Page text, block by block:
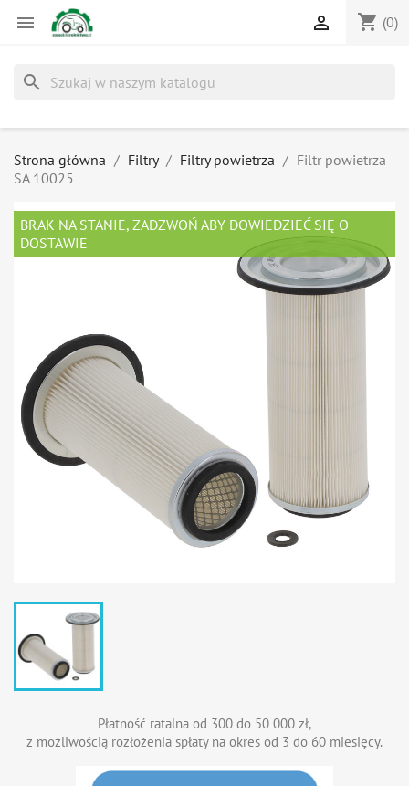
 shopping_cart (0)

search
Strona główna Filtry Filtry powietrza
Filtr powietrza
SA 10025
BRAK NA STANIE, ZADZWOŃ ABY DOWIEDZIEĆ SIĘ O
DOSTAWIE
Płatność ratalna od 300 do 50 000 zł,
z możliwością rozłożenia spłaty na okres od 3 do 60 miesięcy.